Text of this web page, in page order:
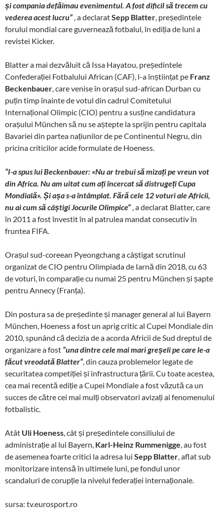
și compania defăimau evenimentul. A fost dificil să trecem cu
vederea acest lucru” , a declaratSepp Blatter, președintele
forului mondial care guvernează fotbalul, în ediția de luni a
revistei Kicker.
Blatter a mai dezvăluit că Issa Hayatou, președintele
Confederației Fotbalului African (CAF), l-a înștiințat pe Franz
Beckenbauer, care venise în orașul sud-african Durban cu
puțin timp înainte de votul din cadrul Comitetului
Internațional Olimpic (CIO) pentru a susține candidatura
orașului München să nu se aștepte la sprijin pentru capitala
Bavariei din partea națiunilor de pe Continentul Negru, din
pricina criticilor acide formulate de Hoeness.
“I-a spus lui Beckenbauer: «Nu ar trebui să mizați pe vreun vot
din Africa. Nu am uitat cum ați încercat să distrugeți Cupa
Mondială». Și așa s-a întâmplat. Fără cele 12 voturi ale Africii,
nu ai cum să câștigi Jocurile Olimpice” , a declarat Blatter, care
în 2011 a fost învestit în al patrulea mandat consecutiv în
fruntea FIFA.
Orașul sud-coreean Pyeongchang a câștigat scrutinul
organizat de CIO pentru Olimpiada de Iarnă din 2018, cu 63
de voturi, în comparație cu numai 25 pentru München și șapte
pentru Annecy (Franța).
Din postura sa de președinte și manager general al lui Bayern
München, Hoeness a fost un aprig critic al Cupei Mondiale din
2010, spunând că decizia de a acorda Africii de Sud dreptul de
organizare a fost “una dintre cele mai mari greșeli pe care le-a
făcut vreodată Blatter”, din cauza problemelor legate de
securitatea competiției și infrastructura țării. Cu toate acestea,
cea mai recentă ediție a Cupei Mondiale a fost văzută ca un
succes de către cei mai mulți observatori avizați ai fenomenului
fotbalistic.
Atât Uli Hoeness, cât și președintele consiliului de
administrație al lui Bayern, Karl-Heinz Rummenigge, au fost
de asemenea foarte critici la adresa lui Sepp Blatter, aflat sub
monitorizare intensă în ultimele luni, pe fondul unor
scandaluri de corupție la nivelul federației internaționale.
sursa: tv.eurosport.ro